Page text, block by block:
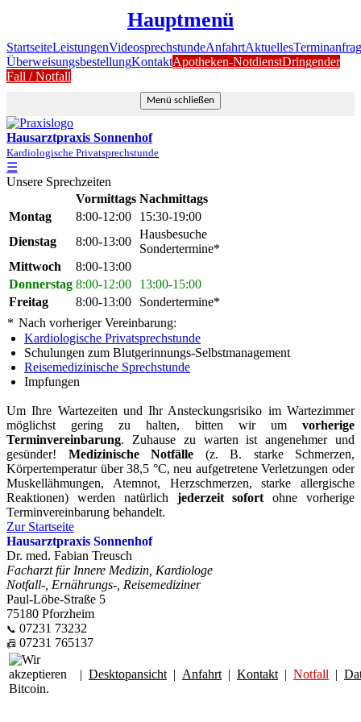
Hauptmenü
StartseiteLeistungenVideosprechstundeAnfahrtAktuelles
ÜberweisungsbestellungKontaktApotheken-NotdienstDringender
Fall / Notfall
Menü schließen
Hausarztpraxis Sonnenhof
Kardiologische Privatsprechstunde
☰
Unsere Sprechzeiten
Vormittags Nachmittags
Montag
8:00-12:00
15:30-19:00
Dienstag
8:00-13:00
Hausbesuche
Sondertermine*
Mittwoch
8:00-13:00
Donnerstag 8:00-12:00
13:00-15:00
Freitag
8:00-13:00
Sondertermine*
* Nach vorheriger Vereinbarung:
Kardiologische Privatsprechstunde
Schulungen zum Blutgerinnungs-Selbstmanagement
Reisemedizinische Sprechstunde
Impfungen
Um Ihre Wartezeiten und Ihr Ansteckungsrisiko im Wartezimmer
möglichst gering zu halten, bitten wir um vorherige
Terminvereinbarung. Zuhause zu warten ist angenehmer und
gesünder! Medizinische Notfälle (z. B. starke Schmerzen,
Körpertemperatur über 38,5 °C, neu aufgetretene Verletzungen oder
Muskellähmungen, Atemnot, Herzschmerzen, starke allergische
Reaktionen) werden natürlich jederzeit sofort ohne vorherige
Terminvereinbarung behandelt.
Zur Startseite
Hausarztpraxis Sonnenhof
Dr. med. Fabian Treusch
Facharzt für Innere Medizin, Kardiologe
Notfall-, Ernährungs-, Reisemediziner
Paul-Löbe-Straße 5
75180 Pforzheim
📞 07231 73232
📠 07231 765137
| Desktopansicht | Anfahrt | Kontakt | Notfall |